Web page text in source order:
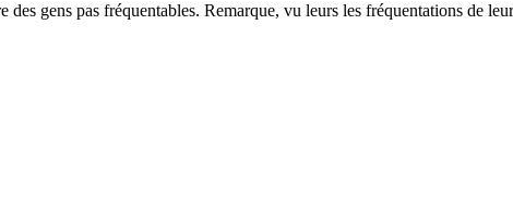
des gens pas fréquentables. Remarque, vu leurs les fréquentations de